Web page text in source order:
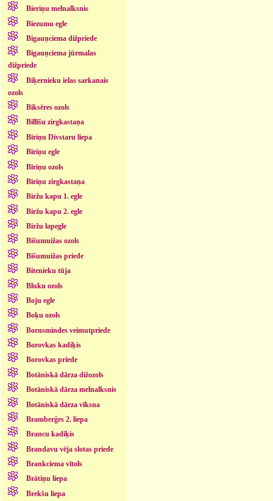
Bieriņu melnalksnis
Biezumu egle
Bigauņciema dižpriede
Bigauņciema jūrmalas
dižpriede
Biķernieku ielas sarkanais
ozols
Biksēres ozols
Billīšu zirgkastaņa
Bīriņu Divstaru liepa
Bīriņu egle
Bīriņu ozols
Bīriņu zirgkastaņa
Biržu kapu 1. egle
Biržu kapu 2. egle
Biržu lapegle
Bišumuižas ozols
Bišumuižas priede
Bitenieku tūja
Bluku ozols
Boju egle
Boķu ozols
Bornsmindes veimutpriede
Borovkas kadiķis
Borovkas priede
Botāniskā dārza dižozols
Botāniskā dārza melnalksnis
Botāniskā dārza vīksna
Bramberģes 2. liepa
Brancu kadiķis
Brandavu vēja slotas priede
Brankciema vītols
Brātiņu liepa
Brekšu liepa